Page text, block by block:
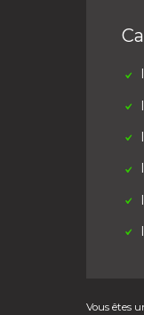
Vous êtes